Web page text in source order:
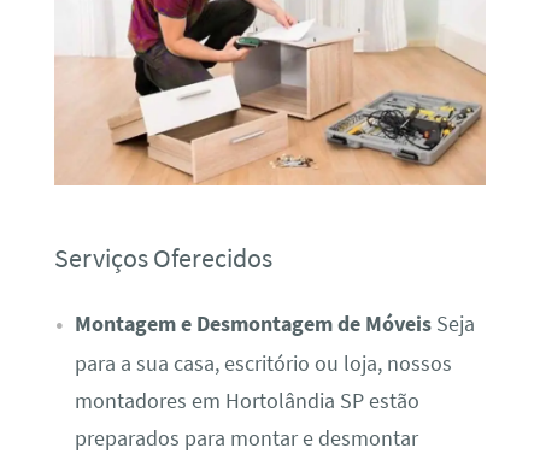
Serviços Oferecidos
Montagem e Desmontagem de MóveisSeja
para a sua casa, escritório ou loja, nossos
montadores em Hortolândia SP estão
preparados para montar e desmontar